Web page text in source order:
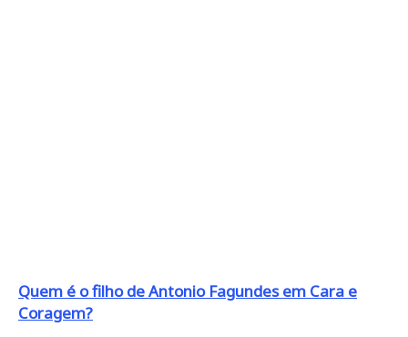
Quem é o filho de Antonio Fagundes em Cara e
Coragem?